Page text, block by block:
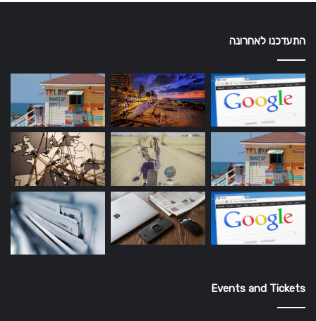
התעדכנו לאחרונה
Events and Tickets